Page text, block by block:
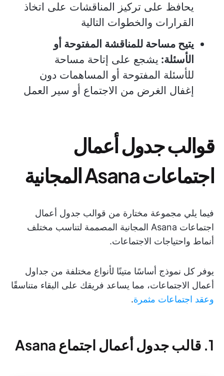
يحافظ على تركيز المناقشات على اتخاذ
القرارات والخطوات التالية
يتيح مساحة للمناقشة المفتوحة أو
الأسئلة: يشجع على إتاحة مساحة
للأسئلة المفتوحة أو المساهمات دون
إغفال الغرض من الاجتماع أو سير العمل
قوالب جدول أعمال
اجتماعات Asana المجانية
فيما يلي مجموعة مختارة من قوالب جدول أعمال
اجتماعات Asana المجانية المصممة لتناسب مختلف
أنماط واحتياجات الاجتماعات.
يوفر كل نموذج أساسًا متينًا لأنواع مختلفة من جداول
أعمال الاجتماعات، مما يساعد فريقك على البقاء متناسقًا
وعقد اجتماعات مثمرة.
1. قالب جدول أعمال اجتماع Asana